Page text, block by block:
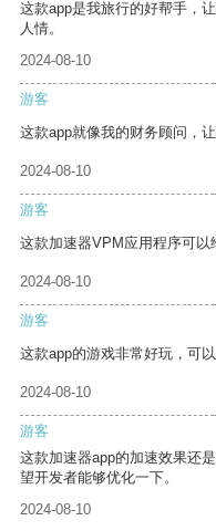
这款app是我旅行的好帮手，
人情。
2024-08-10
游客
这款app就像我的财务顾问，
2024-08-10
游客
这款加速器VPM应用程序可以
2024-08-10
游客
这款app的游戏非常好玩，可以
2024-08-10
游客
这款加速器app的加速效果还
望开发者能够优化一下。
2024-08-10